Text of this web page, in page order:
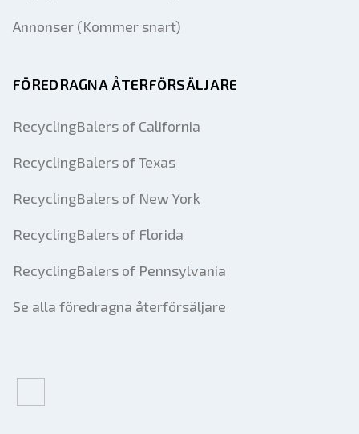
Annonser (Kommer snart)
FÖREDRAGNA ÅTERFÖRSÄLJARE
RecyclingBalers of California
RecyclingBalers of Texas
RecyclingBalers of New York
RecyclingBalers of Florida
RecyclingBalers of Pennsylvania
Se alla föredragna återförsäljare